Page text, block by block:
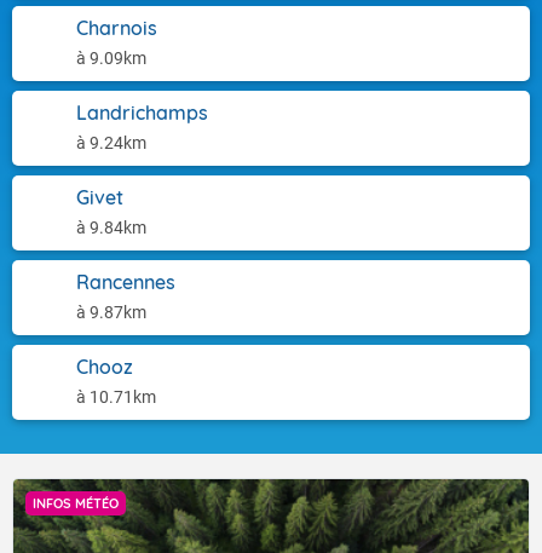
Charnois
à 9.09km
Landrichamps
à 9.24km
Givet
à 9.84km
Rancennes
à 9.87km
Chooz
à 10.71km
INFOS MÉTÉO